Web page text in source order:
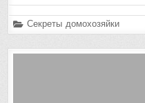
Posted
in
Секреты домохозяйки